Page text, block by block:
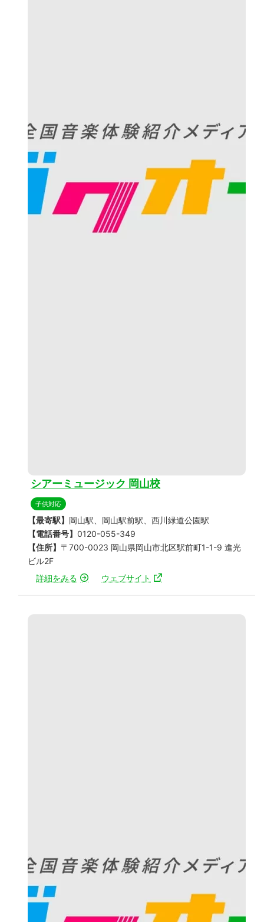
シアーミュージック 岡山校
子供対応
【最寄駅】 岡山駅、岡山駅前駅、西川緑道公園駅
【電話番号】 0120-055-349
【住所】 〒700-0023 岡山県岡山市北区駅前町1-1-9 進光
ビル2F
詳細をみる
ウェブサイト